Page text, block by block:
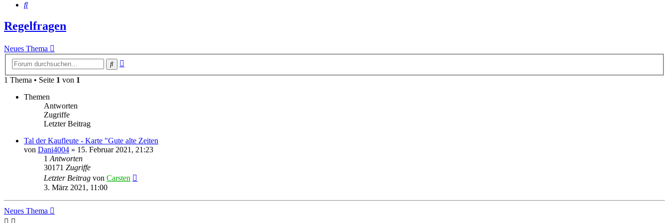
Suche
Regelfragen
Neues Thema
Suche
1 Thema • Seite 1 von 1
Themen
Antworten
Zugriffe
Letzter Beitrag
Tal der Kaufleute - Karte "Gute alte Zeiten
von Dani4004 » 15. Februar 2021, 21:23
1 Antworten
30171 Zugriffe
Letzter Beitrag von Carsten
3. März 2021, 11:00
Neues Thema